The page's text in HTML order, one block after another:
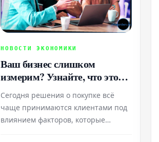
НОВОСТИ ЭКОНОМИКИ
Ваш бизнес слишком
измерим? Узнайте, что это
вам стоит.
Сегодня решения о покупке всё
чаще принимаются клиентами под
влиянием факторов, которые